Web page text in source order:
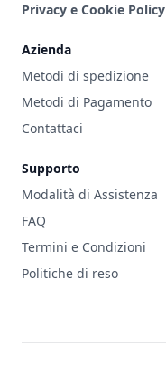
Privacy e Cookie Policy
Azienda
Metodi di spedizione
Metodi di Pagamento
Contattaci
Supporto
Modalità di Assistenza
FAQ
Termini e Condizioni
Politiche di reso